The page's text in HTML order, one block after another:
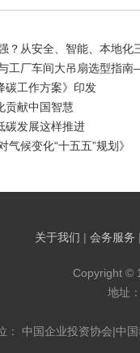
？从安全、智能、本地化
工厂车间大吊扇选型指
碳工作方案》印发
贡献中国智慧
碳发展这样推进
候变化“十五五”规划》
关于我们 | 会务服务 |
Copyright ©
地址
： 中国企业投资协会|中